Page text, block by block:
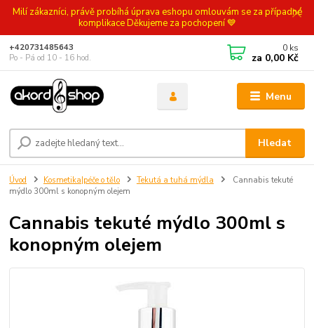
Milí zákazníci, právě probíhá úprava eshopu omlouvám se za případné
komplikace Děkujeme za pochopení 💙
Menu
Hledat
+420731485643
Po - Pá od 10 - 16 hod.
0 ks
za 0,00 Kč
Úvod Kosmetika|péče o tělo Tekutá a tuhá mýdla
Cannabis tekuté
mýdlo 300ml s konopným olejem
Cannabis tekuté mýdlo 300ml s
konopným olejem